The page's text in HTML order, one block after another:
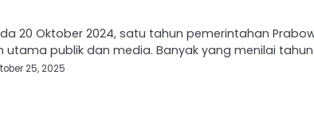
20 Oktober 2024, satu tahun pemerintahan
utama publik dan media. Banyak yang menilai
25, 2025